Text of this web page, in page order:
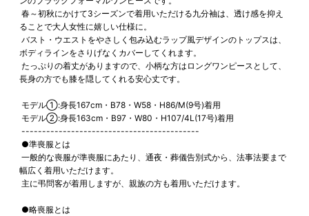
春～初秋にかけて3シーズンで着用いただける九分袖は、透け感を抑え
ることで大人女性に嬉しい仕様に。
バスト・ウエストをやさしく包み込むラップ風デザインのトップスは、
ボディラインをさりげなくカバーしてくれます。
たっぷりの着丈がありますので、小柄な方はロングワンピースとして、
長身の方でも膝を隠してくれる安心丈です。
モデル①:身長167cm・B78・W58・H86/M(9号)着用
モデル②:身長163cm・B97・W80・H107/4L(17号)着用
-------------------------------------------
●準喪服とは
一般的な喪服が準喪服にあたり、通夜・葬儀告別式から、法事法要まで
幅広く着用いただけます。
主に弔問客が着用しますが、親族の方も着用いただけます。
●略喪服とは